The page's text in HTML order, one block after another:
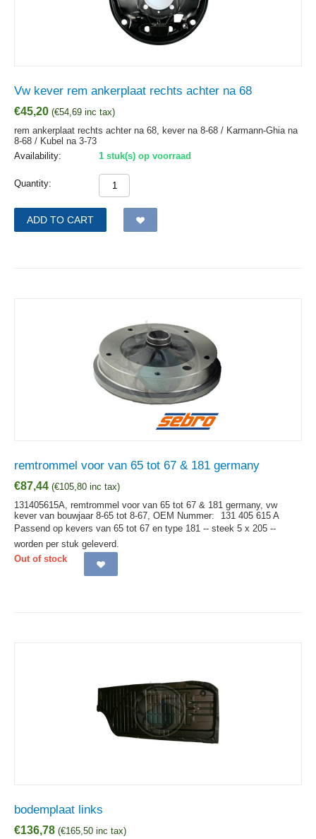
Vw kever rem ankerplaat rechts achter na 68
€45,20 (€54,69 inc tax)
rem ankerplaat rechts achter na 68, kever na 8-68 / Karmann-Ghia na
8-68 / Kubel na 3-73
Availability:
1 stuk(s) op voorraad
Quantity:
ADD TO CART
remtrommel voor van 65 tot 67 & 181 germany
€87,44 (€105,80 inc tax)
131405615A, remtrommel voor van 65 tot 67 & 181 germany, vw
kever van bouwjaar 8-65 tot 8-67, OEM Nummer:
131 405 615 A
Passend op kevers van 65 tot 67 en type 181 -- steek 5 x 205 --
worden per stuk geleverd.
Out of stock
bodemplaat links
€136,78 (€165,50 inc tax)